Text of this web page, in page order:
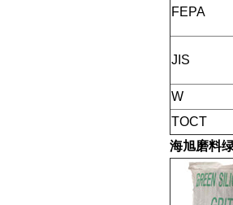
FEPA
JIS
W
TOCT
海旭磨料